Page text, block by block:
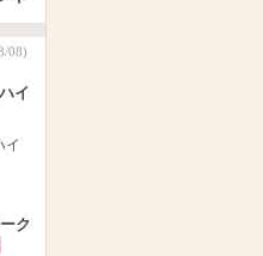
08)
イ
イ
ク